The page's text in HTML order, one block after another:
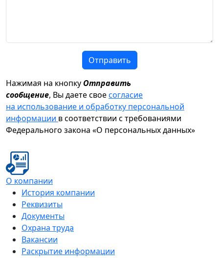
Отправить
Нажимая на кнопку Отправить
сообщение, Вы даете своесогласие
на использование и обработку персональной
информации в соответствии с требованиями
Федерального закона «О персональных данных»
О компании
История компании
Реквизиты
Документы
Охрана труда
Вакансии
Раскрытие информации